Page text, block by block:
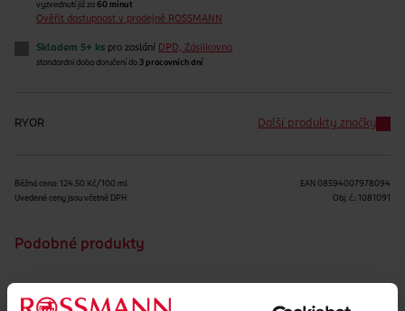
vyzvednutí již za 60 minut
Ověřit dostupnost v prodejně ROSSMANN
Skladem 5+ ks pro zaslání DPD, Zásilkovna
standardní doba doručení do 3 pracovních dní
RYOR Další produkty značky
Běžná cena: 124.50 Kč/100 ml
Uvedené ceny jsou včetně DPH
EAN 08594007978094
Obj. č.: 1081091
Podobné produkty